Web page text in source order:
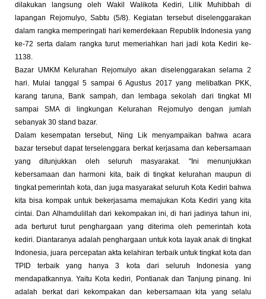
dilakukan langsung oleh Wakil Walikota Kediri, Lilik Muhibbah di
lapangan Rejomulyo, Sabtu (5/8). Kegiatan tersebut diselenggarakan
dalam rangka memperingati hari kemerdekaan Republik Indonesia yang
ke-72 serta dalam rangka turut memeriahkan hari jadi kota Kediri ke-
1138.
Bazar UMKM Kelurahan Rejomulyo akan diselenggarakan selama 2
hari. Mulai tanggal 5 sampai 6 Agustus 2017 yang melibatkan PKK,
karang taruna, Bank sampah, dan lembaga sekolah dari tingkat MI
sampai SMA di lingkungan Kelurahan Rejomulyo dengan jumlah
sebanyak 30 stand bazar.
Dalam kesempatan tersebut, Ning Lik menyampaikan bahwa acara
bazar tersebut dapat terselenggara berkat kerjasama dan kebersamaan
yang ditunjukkan oleh seluruh masyarakat. "Ini menunjukkan
kebersamaan dan harmoni kita, baik di tingkat kelurahan maupun di
tingkat pemerintah kota, dan juga masyarakat seluruh Kota Kediri bahwa
kita bisa kompak untuk bekerjasama memajukan Kota Kediri yang kita
cintai. Dan Alhamdulillah dari kekompakan ini, di hari jadinya tahun ini,
ada berturut turut penghargaan yang diterima oleh pemerintah kota
kediri. Diantaranya adalah penghargaan untuk kota layak anak di tingkat
Indonesia, juara percepatan akta kelahiran terbaik untuk tingkat kota dan
TPID terbaik yang hanya 3 kota dari seluruh Indonesia yang
mendapatkannya. Yaitu Kota kediri, Pontianak dan Tanjung pinang. Ini
adalah berkat dari kekompakan dan kebersamaan kita yang selalu